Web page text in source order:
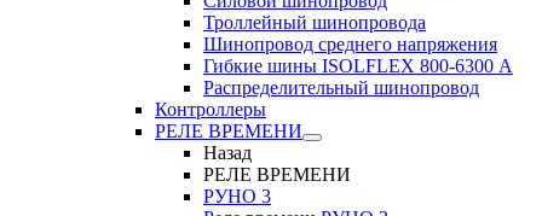
Троллейный шинопровода
Шинопровод среднего напряжения
Гибкие шины ISOLFLEX 800-6300 А
Распределительный шинопровод
Контроллеры
РЕЛЕ ВРЕМЕНИ
Назад
РЕЛЕ ВРЕМЕНИ
РУНО 3